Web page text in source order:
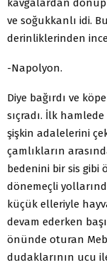
ve soğukkanlı idi.
derinliklerinden
-Napolyon.
Diye bağırdı ve
sıçradı. İlk
şişkin adalelerini
çamlıkların
bedenini bir sis gibi
dönemeçli
küçük elleriyle
devam ederken
önünde oturan
dudaklarının ucu